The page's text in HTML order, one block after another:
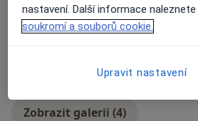
Zobrazit galerii (4)
nastavení. Další informace naleznete
soukromí a souborů cookie.
Upravit nastavení